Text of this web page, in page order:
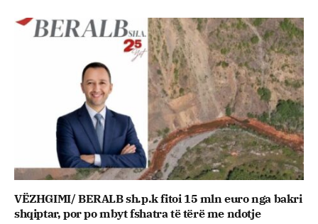
VËZHGIMI/ BERALB sh.p.k fitoi 15 mln euro nga bakri
shqiptar, por po mbyt fshatra të tërë me ndotje